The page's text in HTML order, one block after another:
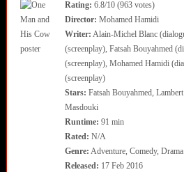
Rating: 6.8/10 (963 votes)
Director: Mohamed Hamidi
Writer: Alain-Michel Blanc
(screenplay), Fatsah Bouyahmed
(screenplay), Mohamed Hamidi
(screenplay)
Stars: Fatsah Bouyahmed,
Masdouki
Runtime: 91 min
Rated: N/A
Genre: Adventure, Comedy, Drama
Released: 17 Feb 2016